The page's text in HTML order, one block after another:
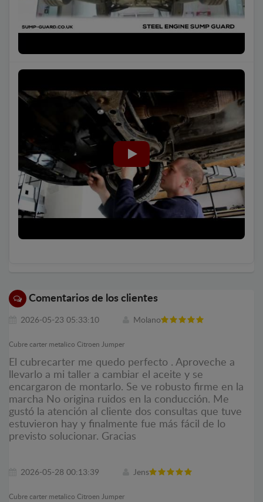
Comentarios de los clientes
2026-05-23 05:33:10 Molano
Cubre carter metalico Citroen Jumper
El cubrecarter me quedo perfecto . Aproveche a
llevarlo a mi taller a cambiar el aceite y se
encargaron de montarlo. Se ve robusto firme en la
marcha No origina ruidos en la conducción. Me
gustó la atención al cliente dos consultas que tuve
estuvieron hay y finalmente fue más fácil de lo
previsto solucionar. Gracias
2026-05-28 00:13:39 Jens
Cubre carter metalico Citroen Jumper